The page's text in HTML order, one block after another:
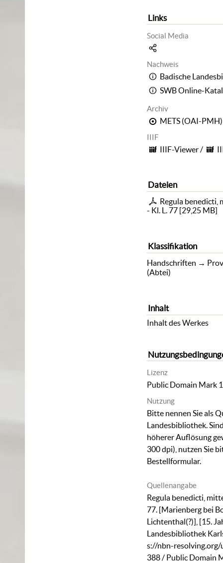
Links
Social Media
Nachweis
Badische
SWB Online-
Archiv
METS (OAI-PMH)
IIIF
IIIF-Viewer/
Dateien
Regula benedicti,
- Kl. L. 77 [29,25 MB]
Klassifikation
Handschriften →
(Abtei)
Inhalt
Inhalt des Werkes
Lizenz
Public Domain Mark
Nutzung
Bitte nennen Sie als
Landesbibliothek.
höherer Auflösung
300 dpi), nutzen Sie
Bestellformular.
Quellenangabe
Regula benedicti,
77. [Marienberg bei
Lichtenthal(?)], [15.
Landesbibliothek
s://nbn-
388/ Public Domain